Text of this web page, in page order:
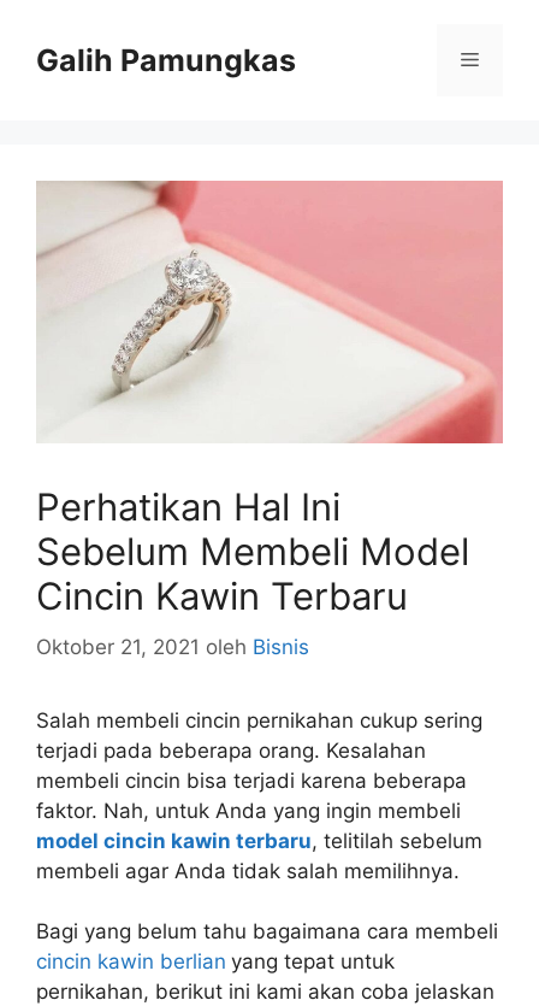
Galih Pamungkas Menu
Perhatikan Hal Ini
Sebelum Membeli Model
Cincin Kawin Terbaru
Oktober 21, 2021 oleh Bisnis
Salah membeli cincin pernikahan cukup sering
terjadi pada beberapa orang. Kesalahan
membeli cincin bisa terjadi karena beberapa
faktor. Nah, untuk Anda yang ingin membeli
model cincin kawin terbaru, telitilah sebelum
membeli agar Anda tidak salah memilihnya.
Bagi yang belum tahu bagaimana cara membeli
cincin kawin berlian yang tepat untuk
pernikahan, berikut ini kami akan coba jelaskan